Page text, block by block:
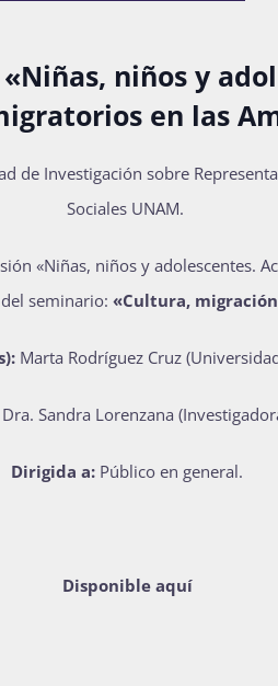
Súmate
2027-1
niños y
en las
de Investigación sobre
Sociales UNAM.
«Niñas, niños y adolescentes.
seminario: «Cultura,
Marta Rodríguez Cruz
Dra. Sandra Lorenzana
Dirigida a: Público en general.
Disponible aquí